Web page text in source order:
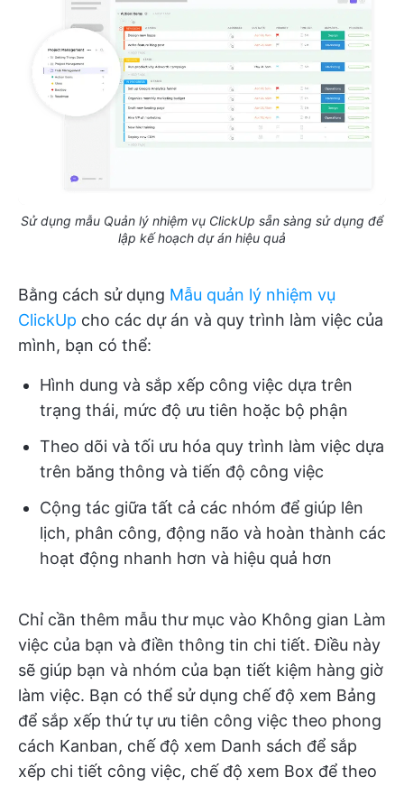
Sử dụng mẫu Quản lý nhiệm vụ ClickUp sẵn sàng sử dụng để
lập kế hoạch dự án hiệu quả
Bằng cách sử dụng Mẫu quản lý nhiệm vụ
ClickUp cho các dự án và quy trình làm việc của
mình, bạn có thể:
Hình dung và sắp xếp công việc dựa trên
trạng thái, mức độ ưu tiên hoặc bộ phận
Theo dõi và tối ưu hóa quy trình làm việc dựa
trên băng thông và tiến độ công việc
Cộng tác giữa tất cả các nhóm để giúp lên
lịch, phân công, động não và hoàn thành các
hoạt động nhanh hơn và hiệu quả hơn
Chỉ cần thêm mẫu thư mục vào Không gian Làm
việc của bạn và điền thông tin chi tiết. Điều này
sẽ giúp bạn và nhóm của bạn tiết kiệm hàng giờ
làm việc. Bạn có thể sử dụng chế độ xem Bảng
để sắp xếp thứ tự ưu tiên công việc theo phong
cách Kanban, chế độ xem Danh sách để sắp
xếp chi tiết công việc, chế độ xem Box để theo